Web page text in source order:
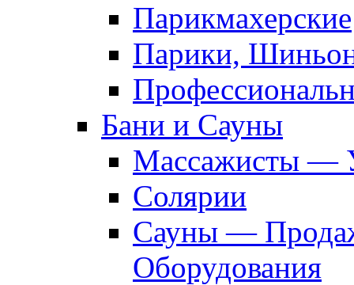
Парикмахерские
Парики,
Бани и Сауны
Массажисты —
Солярии
Сауны —
Оборудования